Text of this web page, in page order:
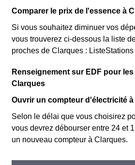
Comparer le prix de l'essence à
Si vous souhaitez diminuer vos
vous trouverez ci-dessous la liste
proches de Clarques : ListeStations
Renseignement sur EDF pour
Clarques
Ouvrir un compteur d'électricité
Selon le délai que vous choisirez
vous devrez débourser entre 24 et
un nouveau compteur à Clarques.